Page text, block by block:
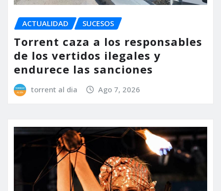
ACTUALIDAD SUCESOS
Torrent caza a los responsables
de los vertidos ilegales y
endurece las sanciones
torrent al dia Ago 7, 2026